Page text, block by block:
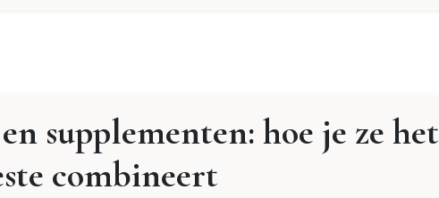
supplementen: hoe je ze het
combineert